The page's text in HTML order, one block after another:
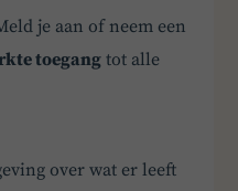
je aan of neem een
toegang tot alle
over wat er leeft
bestuur? Stel